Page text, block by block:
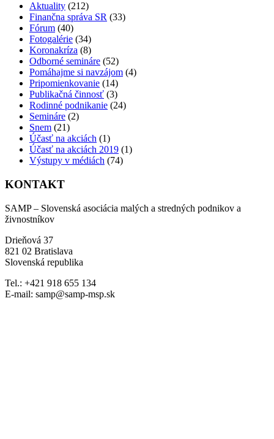
Aktuality (212)
Finančna správa SR (33)
Fórum (40)
Fotogalérie (34)
Koronakríza (8)
Odborné semináre (52)
Pomáhajme si navzájom (4)
Pripomienkovanie (14)
Publikačná činnosť (3)
Rodinné podnikanie (24)
Semináre (2)
Snem (21)
Účasť na akciách (1)
Účasť na akciách 2019 (1)
Výstupy v médiách (74)
KONTAKT
SAMP – Slovenská asociácia malých a stredných podnikov a
živnostníkov
Drieňová 37
821 02 Bratislava
Slovenská republika
Tel.: +421 918 655 134
E-mail: samp@samp-msp.sk